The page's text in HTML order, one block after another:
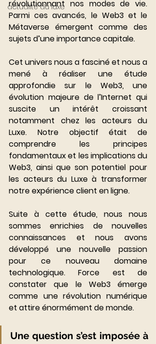
actualité du luxe
révolutionnant nos modes de vie.
Parmi ces avancés, le Web3 et le
Métaverse émergent comme des
sujets d’une importance capitale.
Cet univers nous a fasciné et nous a
mené à réaliser une étude
approfondie sur le Web3, une
évolution majeure de l’Internet qui
suscite un intérêt croissant
notamment chez les acteurs du
Luxe. Notre objectif était de
comprendre les principes
fondamentaux et les implications du
Web3, ainsi que son potentiel pour
les acteurs du Luxe à transformer
notre expérience client en ligne.
Suite à cette étude, nous nous
sommes enrichies de nouvelles
connaissances et nous avons
développé une nouvelle passion
pour ce nouveau domaine
technologique. Force est de
constater que le Web3 émerge
comme une révolution numérique
et attire énormément de monde.
Une question s’est imposée à